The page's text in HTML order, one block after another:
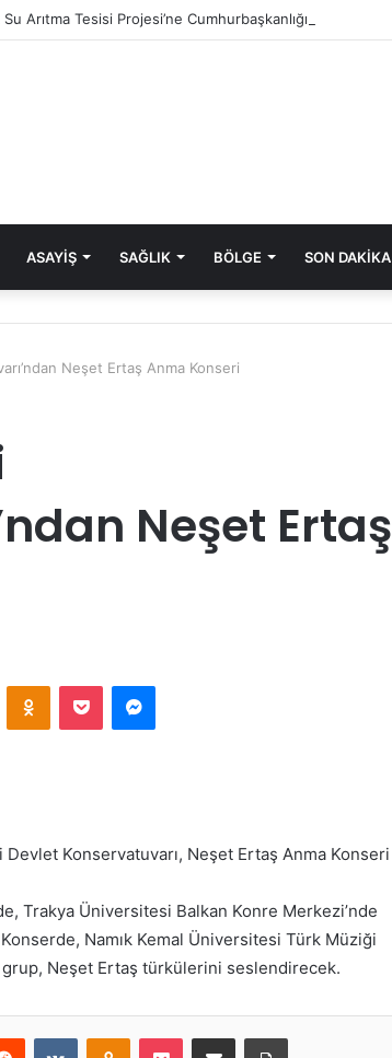
Arıtma Tesisi Projesi’ne Cumhurbaşkanlığı onayı
ASAYIŞ SAĞLIK BÖLGE SON DAKIKA
Neşet Ertaş Anma Konseri
Neşet Ertaş
Konservatuvarı, Neşet Ertaş Anma Konseri
Trakya Üniversitesi Balkan Konre Merkezi’nde
Namık Kemal Üniversitesi Türk Müziği
Neşet Ertaş türkülerini seslendirecek.